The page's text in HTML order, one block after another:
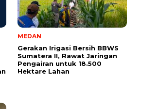
MEDAN
Gerakan Irigasi Bersih BBWS
Sumatera II, Rawat Jaringan
Pengairan untuk 18.500
Hektare Lahan